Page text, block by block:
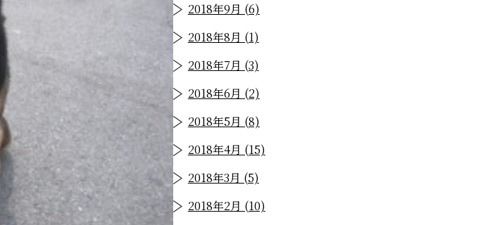
2018年9月 (6)
2018年8月 (1)
2018年7月 (3)
2018年6月 (2)
2018年5月 (8)
2018年4月 (15)
2018年3月 (5)
2018年2月 (10)